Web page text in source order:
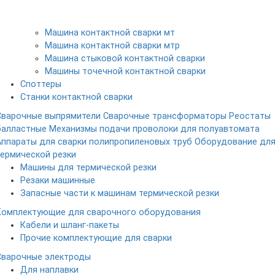
Машина контактной сварки мт
Машина контактной сварки мтр
Машина стыковой контактной сварки
Машины точечной контактной сварки
Споттеры
Станки контактной сварки
выпрямители Сварочные трансформаторы Реостаты
Механизмы подачи проволоки для полуавтомата
для сварки полипропиленовых труб Оборудование для
резки
Машины для термической резки
Резаки машинные
Запасные части к машинам термической резки
для сварочного оборудования
Кабели и шланг-пакеты
Прочие комплектующие для сварки
электроды
Для наплавки